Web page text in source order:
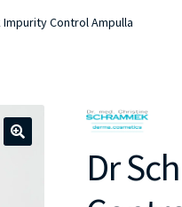
Impurity Control Ampulla
Dr